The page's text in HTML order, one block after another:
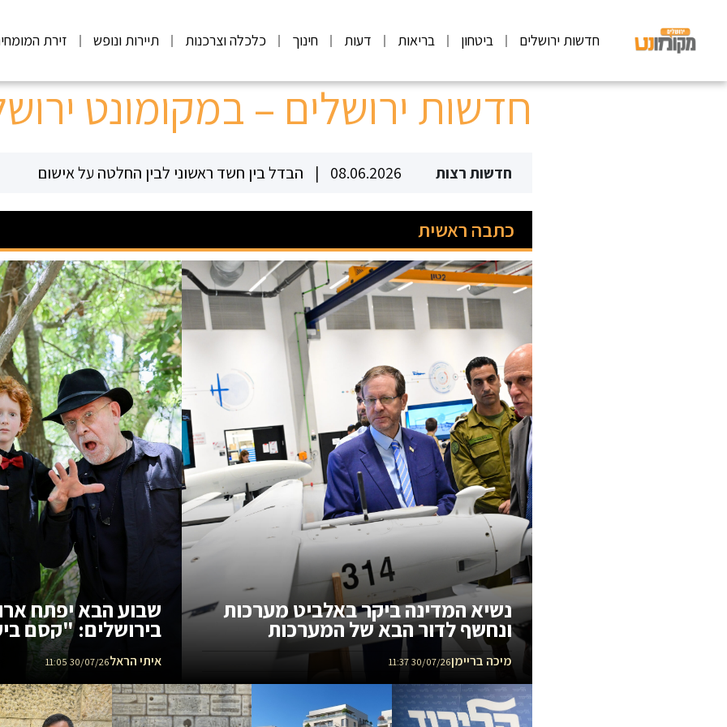
חדשות ירושלים ביטחון בריאות דעות חינוך כלכלה וצרכנות תיירות ונופש זירת
חדשות ירושלים – במקומונט
חדשות רצות 08.06.2026 הבדל בין חשד ראשוני לבין החלטה על אישום
כתבה ראשית
נשיא המדינה ביקר באלביט מערכות
ונחשף לדור הבא של המערכות
המבצעיות
מיכה בריימן30/07/26 11:37
שבוע הבא יפתח
בירושלים:
משפחתי של
רחוב אתגרים
הגן הבוטני
איתי הראל30/07/26 11:05